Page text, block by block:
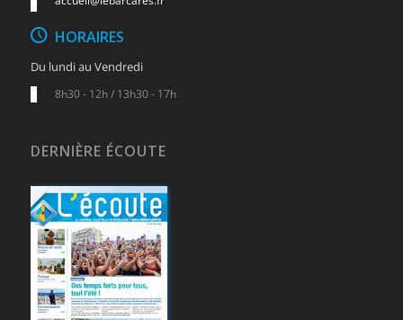
HORAIRES
Du lundi au Vendredi
8h30 - 12h / 13h30 - 17h
DERNIÈRE ÉCOUTE